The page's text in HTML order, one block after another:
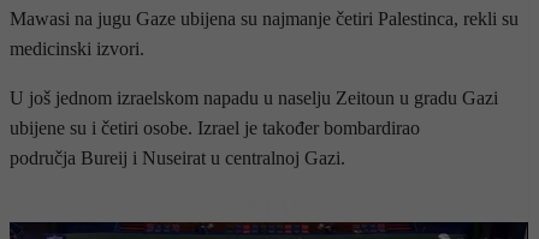
Mawasi na jugu Gaze ubijena su najmanje četiri Palestinca, rekli su
medicinski izvori.
U još jednom izraelskom napadu u naselju Zeitoun u gradu Gazi
ubijene su i četiri osobe. Izrael je također bombardirao
područja Bureij i Nuseirat u centralnoj Gazi.